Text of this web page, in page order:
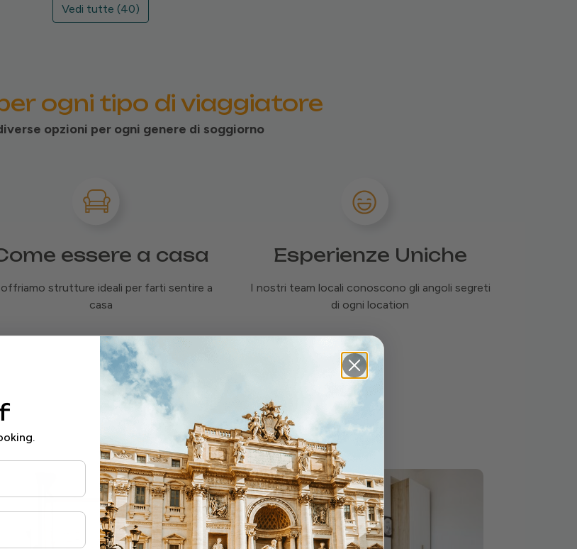
Vedi tutte (40)
ogni tipo di viaggiatore
opzioni per ogni genere di soggiorno
essere a casa
offriamo strutture ideali per farti sentire a
casa
Esperienze Uniche
I nostri team locali conoscono gli angoli segreti
di ogni location